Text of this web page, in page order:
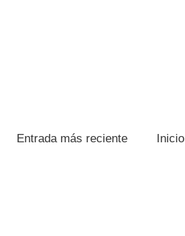
Entrada más reciente Inicio